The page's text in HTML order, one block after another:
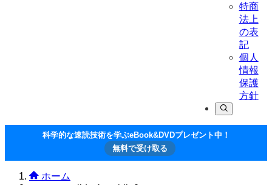
特商
法上
の表
記
個人
情報
保護
方針
科学的な速読技術を学ぶeBook&DVDプレゼント中！
無料で受け取る
ホーム